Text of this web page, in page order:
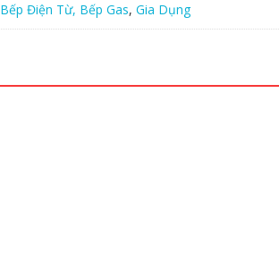
Bếp Điện Từ, Bếp Gas, Gia Dụng